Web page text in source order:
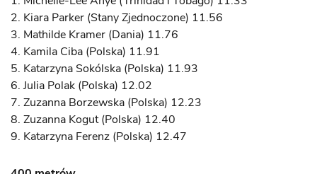
2. Kiara Parker (Stany Zjednoczone) 11.56
3. Mathilde Kramer (Dania) 11.76
4. Kamila Ciba (Polska) 11.91
5. Katarzyna Sokólska (Polska) 11.93
6. Julia Polak (Polska) 12.02
7. Zuzanna Borzewska (Polska) 12.23
8. Zuzanna Kogut (Polska) 12.40
9. Katarzyna Ferenz (Polska) 12.47